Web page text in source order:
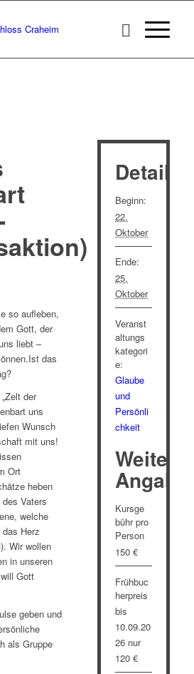
so aufleben,
Gott, der
liebt –
das
der
uns
Wunsch
mit uns!
Ort
heben
Vaters
welche
Herz
Wir wollen
in unseren
Gott
geben und
als Gruppe
Details
Beginn:
22.
Oktober
Ende:
25.
Oktober
Veranst
altungs
kategori
e:
Glaube
und
Persönli
chkeit
Weitere
Kursge
bühr pro
Person
150 €
Frühbuc
herpreis
bis
10.09.20
26 nur
120 €